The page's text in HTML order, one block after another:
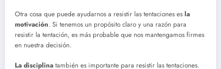
Otra cosa que puede ayudarnos a resistir las tentaciones es la
motivación. Si tenemos un propósito claro y una razón para
resistir la tentación, es más probable que nos mantengamos firmes
en nuestra decisión.
La disciplina también es importante para resistir las tentaciones.